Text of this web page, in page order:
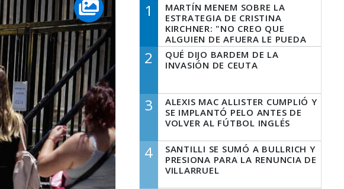
1
MARTÍN MENEM SOBRE LA
ESTRATEGIA DE CRISTINA
KIRCHNER: "NO CREO QUE
ALGUIEN DE AFUERA LE PUEDA
DECIR A LA JUSTICIA LO QUE
TIENE QUE HACER"
2
QUÉ DIJO BARDEM DE LA
INVASIÓN DE CEUTA
3
ALEXIS MAC ALLISTER CUMPLIÓ Y
SE IMPLANTÓ PELO ANTES DE
VOLVER AL FÚTBOL INGLÉS
4
SANTILLI SE SUMÓ A BULLRICH Y
PRESIONA PARA LA RENUNCIA DE
VILLARRUEL